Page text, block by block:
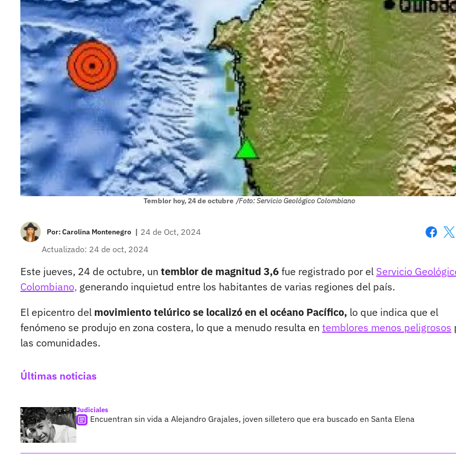
Temblor hoy, 24 de octubre /Foto: Servicio Geológico Colombiano
Por:Carolina Montenegro | 24 de Oct, 2024
Actualizado: 24 de oct, 2024
Este jueves, 24 de octubre, un temblor de magnitud 3,6fue registrado por el Servicio
Colombiano, generando inquietud entre los habitantes de varias regiones del país.
El epicentro del movimiento telúrico se localizó en el océano Pacífico, lo que indica que el
fenómeno se produjo en zona costera, lo que a menudo resulta en temblores menos peligrosos
las comunidades.
Últimas noticias
Judiciales
Encuentran sin vida a Alejandro Grajales, joven silletero que era buscado en Santa Elena